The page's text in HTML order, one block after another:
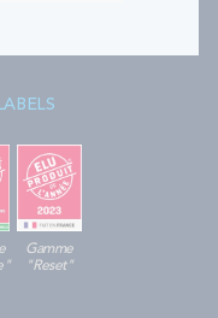
Gamme
"Reset"